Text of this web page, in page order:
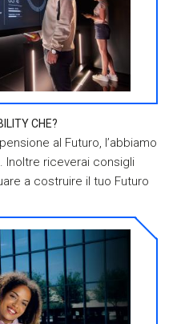
CHE?
al Futuro, l’abbiamo
Inoltre riceverai consigli
a costruire il tuo Futuro